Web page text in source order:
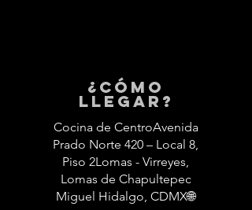
¿Cómo
llegar?
Cocina de CentroAvenida
Prado Norte 420 – Local 8,
Piso 2Lomas - Virreyes,
Lomas de Chapultepec
Miguel Hidalgo, CDMX🌐